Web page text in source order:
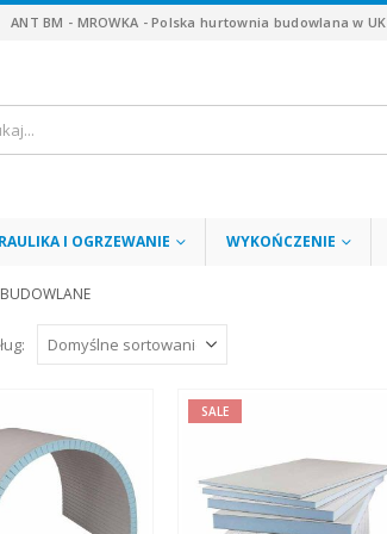
ANT BM - MROWKA - Polska hurtownia budowlana w UK
I OGRZEWANIE WYKOŃCZENIE
SALE